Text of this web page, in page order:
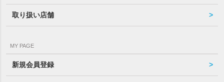
取り扱い店舗
MY PAGE
新規会員登録